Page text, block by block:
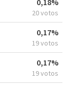
0,18%
20 votos
0,17%
19 votos
0,17%
19 votos